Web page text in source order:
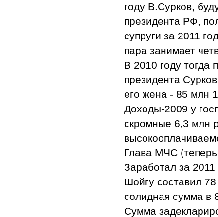
году В.Сурков,
президента РФ,
супруги за 2011
пара занимает
В 2010 году тогда
президента
его жена - 85 млн
Доходы-2009 у
скромные 6,3 млн
Глава МЧС
Заработал за
Шойгу составил
солидная сумма в
Сумма